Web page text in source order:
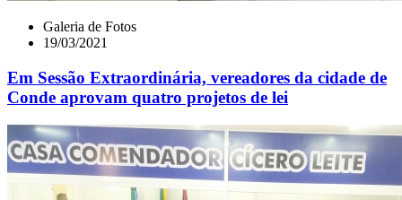
Galeria de Fotos
19/03/2021
Em Sessão Extraordinária, vereadores da cidade de
Conde aprovam quatro projetos de lei